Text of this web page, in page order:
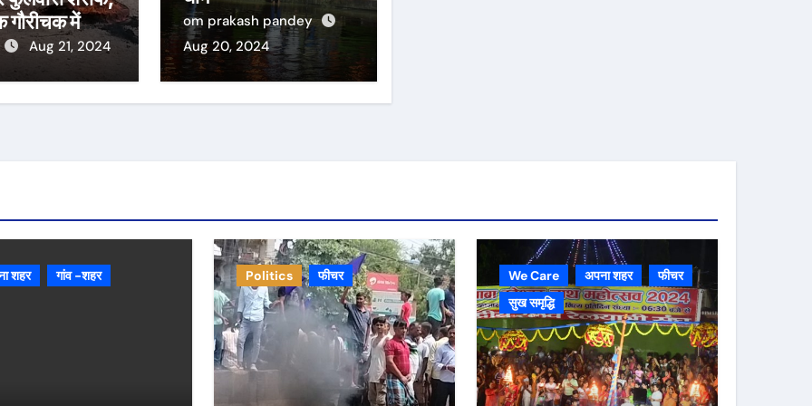
में
के दौरान
आगजनी,
Aug 21, 2024
om prakash pandey
Aug 20, 2024
शहर गांव -शहर Politics फीचर We Care अपना शहर
फीचर
सुख समृद्धि